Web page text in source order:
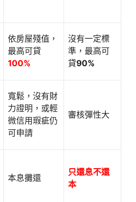
依房屋殘值，
最高可貸
100%
沒有一定標
準，最高可
貸90%
寬鬆，沒有財
力證明，或輕
微信用瑕疵仍
可申請
審核彈性大
本息攤還
只還息不還
本